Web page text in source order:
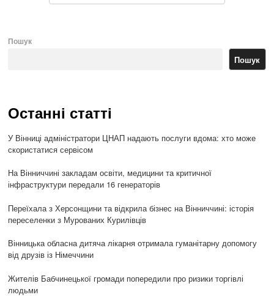
Пошук
Пошук
Останні статті
У Вінниці адміністратори ЦНАП надають послуги вдома: хто може
скористатися сервісом
На Вінниччині закладам освіти, медицини та критичної
інфраструктури передали 16 генераторів
Переїхала з Херсонщини та відкрила бізнес на Вінниччині: історія
переселенки з Мурованих Курилівців
Вінницька обласна дитяча лікарня отримала гуманітарну допомогу
від друзів із Німеччини
Жителів Бабчинецької громади попередили про ризики торгівлі
людьми